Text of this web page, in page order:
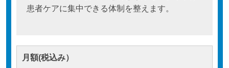
患者ケアに集中できる体制を整えます。
月額(税込み）